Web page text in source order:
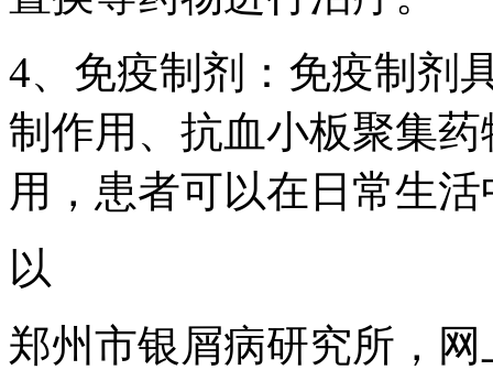
4、免疫制剂：免疫制剂
制作用、抗血小板聚集
用，患者可以在日常生
以
郑州市银屑病研究所，